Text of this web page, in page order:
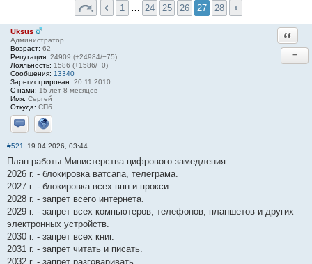
1 24 25 26 27 28
Uksus
Администратор
Возраст: 62
Репутация: 24909 (+24984/−75)
Лояльность: 1586 (+1586/−0)
Сообщения: 13340
Зарегистрирован: 20.11.2010
С нами: 15 лет 8 месяцев
Имя: Сергей
Откуда: СПб
Отправить личное сообщение
Сайт
−
#521 19.04.2026, 03:44
План работы Министерства цифрового замедления:
2026 г. - блокировка ватсапа, телеграма.
2027 г. - блокировка всех впн и прокси.
2028 г. - запрет всего интернета.
2029 г. - запрет всех компьютеров, телефонов, планшетов и других
электронных устройств.
2030 г. - запрет всех книг.
2031 г. - запрет читать и писать.
2032 г. - запрет разговаривать.